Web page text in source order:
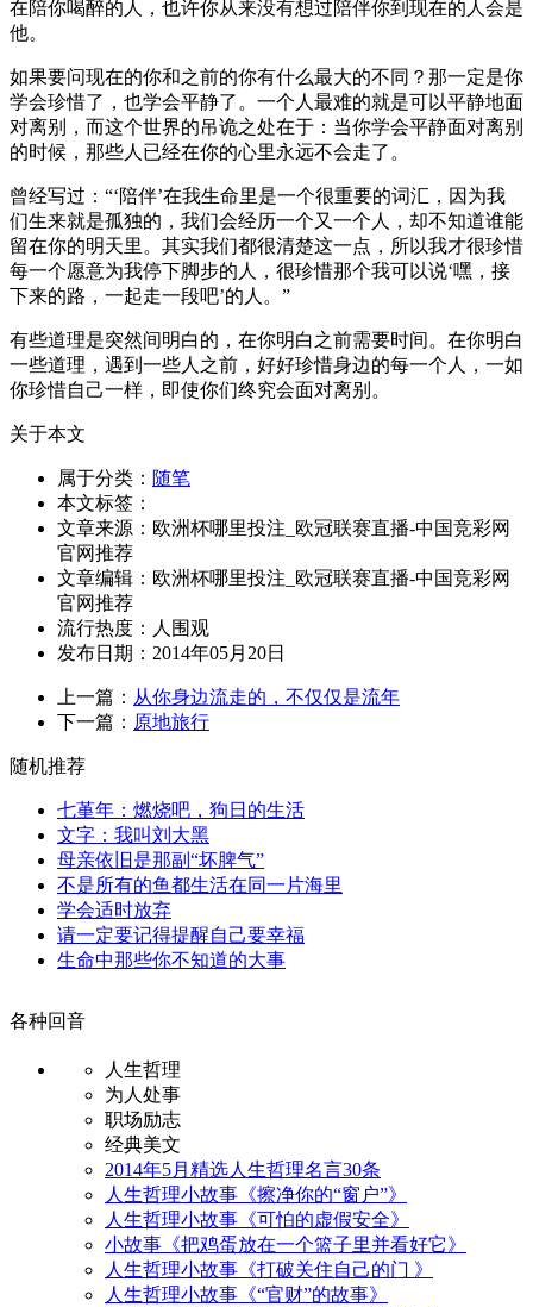
在陪你喝醉的人，也许你从来没有想过陪伴你到现在的人会是
他。
如果要问现在的你和之前的你有什么最大的不同？那一定是你
学会珍惜了，也学会平静了。一个人最难的就是可以平静地面
对离别，而这个世界的吊诡之处在于：当你学会平静面对离别
的时候，那些人已经在你的心里永远不会走了。
曾经写过：“‘陪伴’在我生命里是一个很重要的词汇，因为我
们生来就是孤独的，我们会经历一个又一个人，却不知道谁能
留在你的明天里。其实我们都很清楚这一点，所以我才很珍惜
每一个愿意为我停下脚步的人，很珍惜那个我可以说‘嘿，接
下来的路，一起走一段吧’的人。”
有些道理是突然间明白的，在你明白之前需要时间。在你明白
一些道理，遇到一些人之前，好好珍惜身边的每一个人，一如
你珍惜自己一样，即使你们终究会面对离别。
关于本文
属于分类： 随笔
本文标签：
文章来源：欧洲杯哪里投注_欧冠联赛直播-中国竞彩网
官网推荐
文章编辑：欧洲杯哪里投注_欧冠联赛直播-中国竞彩网
官网推荐
流行热度： 人围观
发布日期：2014年05月20日
上一篇： 从你身边流走的，不仅仅是流年
下一篇： 原地旅行
随机推荐
七堇年：燃烧吧，狗日的生活
文字：我叫刘大黑
母亲依旧是那副“坏脾气”
不是所有的鱼都生活在同一片海里
学会适时放弃
请一定要记得提醒自己要幸福
生命中那些你不知道的大事
各种回音
人生哲理
为人处事
职场励志
经典美文
2014年5月精选人生哲理名言30条
人生哲理小故事《擦净你的“窗户”》
人生哲理小故事《可怕的虚假安全》
小故事《把鸡蛋放在一个篮子里并看好它》
人生哲理小故事《打破关住自己的门 》
人生哲理小故事《“官财”的故事》